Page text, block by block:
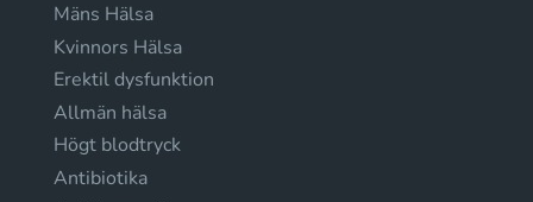
Mäns Hälsa
Kvinnors Hälsa
Erektil dysfunktion
Allmän hälsa
Högt blodtryck
Antibiotika